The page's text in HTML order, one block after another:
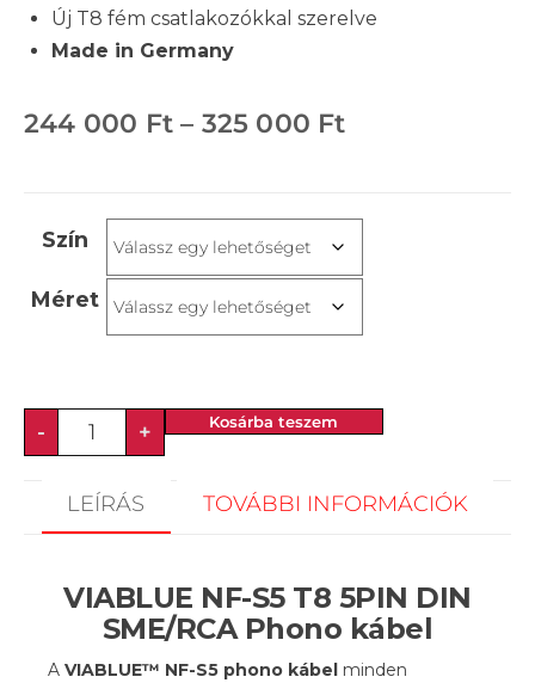
Új T8 fém csatlakozókkal szerelve
Made in Germany
244 000 Ft – 325 000 Ft
Szín
Méret
- + Kosárba teszem
LEÍRÁS TOVÁBBI INFORMÁCIÓK
VIABLUE NF-S5 T8 5PIN DIN
SME/RCA Phono kábel
A VIABLUE™ NF-S5 phono kábel minden